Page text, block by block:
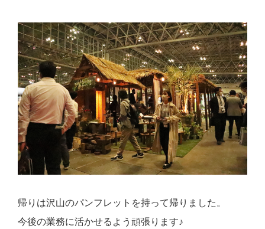
帰りは沢山のパンフレットを持って帰りました。
今後の業務に活かせるよう頑張ります♪